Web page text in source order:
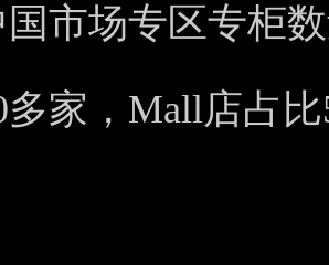
市场专区专柜
多家，Mall店占